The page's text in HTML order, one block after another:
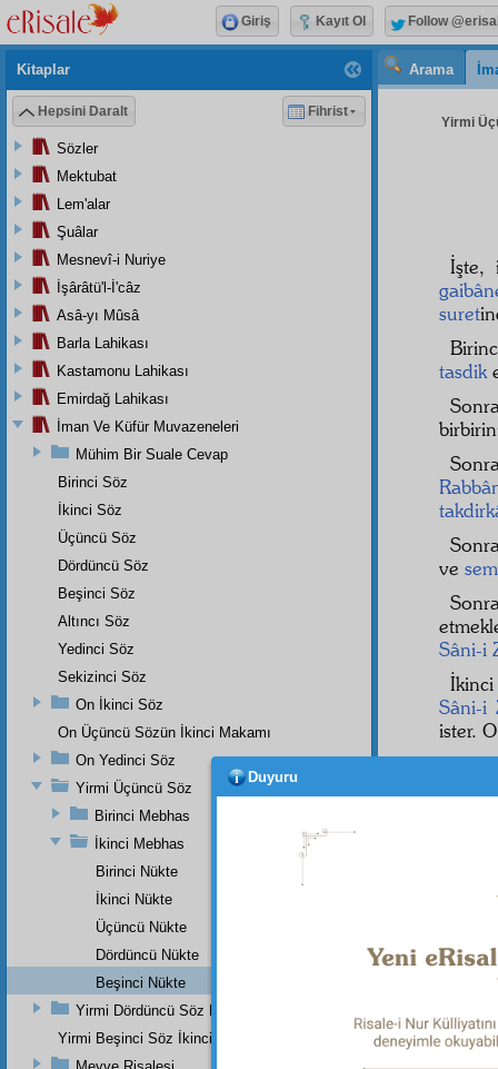
Arama
Yirmi
İşte,
suret
tasdik
ve
Sâni-i
Sâni-i
ister.
Kitaplar
Hepsini Daralt Fihrist
Sözler
Mektubat
Lem'alar
Şuâlar
Mesnevî-i Nuriye
İşârâtü'l-İ'câz
Asâ-yı Mûsâ
Barla Lahikası
Kastamonu Lahikası
Emirdağ Lahikası
İman Ve Küfür Muvazeneleri
Mühim Bir Suale Cevap
Birinci Söz
İkinci Söz
Üçüncü Söz
Dördüncü Söz
Beşinci Söz
Altıncı Söz
Yedinci Söz
Sekizinci Söz
On İkinci Söz
On Üçüncü Sözün İkinci Makamı
On Yedinci Söz
Yirmi Üçüncü Söz
Birinci Mebhas
İkinci Mebhas
Birinci Nükte
İkinci Nükte
Üçüncü Nükte
Dördüncü Nükte
Beşinci Nükte
Yirmi Dördüncü Söz Beşinci Dal
Yirmi Beşinci Söz İkinci Cilve
Giriş Kayıt Ol Follow
Duyuru